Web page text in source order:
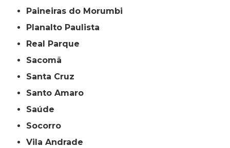
Paineiras do Morumbi
Planalto Paulista
Real Parque
Sacomã
Santa Cruz
Santo Amaro
Saúde
Socorro
Vila Andrade